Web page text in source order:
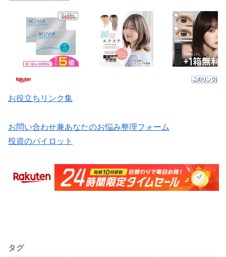
お役立ちリンク集
お問い合わせ兼あなたのお悩み整理フォーム
投資のパイロット
タグ